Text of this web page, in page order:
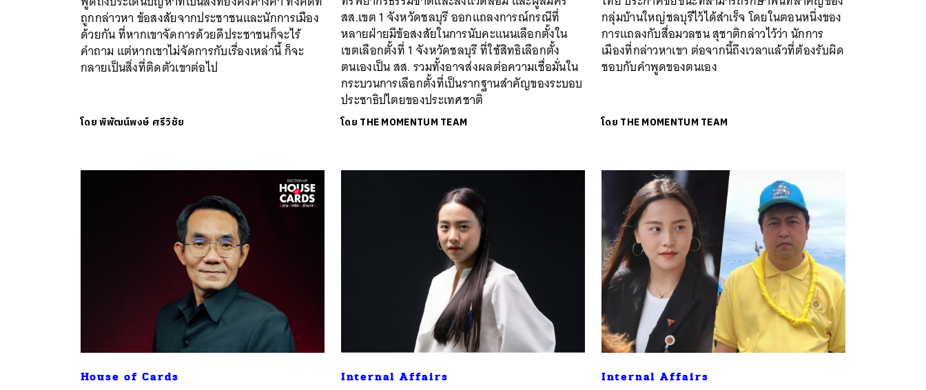
ถูกกล่าวหา ข้อสงสัยจากประชาชนและนักการเมือง
ด้วยกัน ที่หากเขาจัดการด้วยดีประชาชนก็จะไร้
คำถาม แต่หากเขาไม่จัดการกับเรื่องเหล่านี้ ก็จะ
กลายเป็นสิ่งที่ติดตัวเขาต่อไป
โดยพิพัฒน์พงษ์ ศรีวิชัย
สส.เขต 1 จังหวัดชลบุรี ออกแถลงการณ์กรณีที่
หลายฝ่ายมีข้อสงสัยในการนับคะแนนเลือกตั้งใน
เขตเลือกตั้งที่ 1 จังหวัดชลบุรี ที่ใช้สิทธิเลือกตั้ง
ตนเองเป็น สส. รวมทั้งอาจส่งผลต่อความเชื่อมั่นใน
กระบวนการเลือกตั้งที่เป็นรากฐานสำคัญของระบอบ
ประชาธิปไตยของประเทศชาติ
โดย THE MOMENTUM TEAM
กลุ่มบ้านใหญ่ชลบุรีไว้ได้สำเร็จ โดยในตอนหนึ่งของ
การแถลงกับสื่อมวลชน สุชาติกล่าวไว้ว่า นักการ
เมืองที่กล่าวหาเขา ต่อจากนี้ถึงเวลาแล้วที่ต้องรับผิด
ชอบกับคำพูดของตนเอง
โดย THE MOMENTUM TEAM
House of Cards Internal Affairs Internal Affairs
TWEET LINE